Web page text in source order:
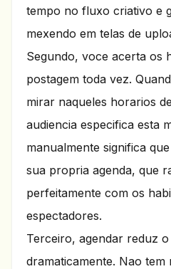
tempo no fluxo criativo e
mexendo em telas de
Segundo, voce acerta os
postagem toda vez.
mirar naqueles horarios
audiencia especifica esta
manualmente significa
sua propria agenda, que
perfeitamente com os
espectadores.
Terceiro, agendar reduz o
dramaticamente. Nao tem